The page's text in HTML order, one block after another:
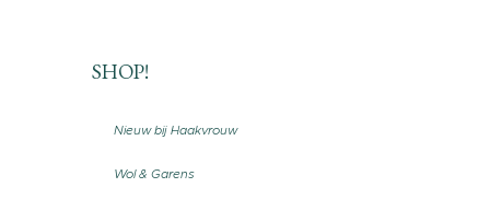
SHOP!
Nieuw bij Haakvrouw
Wol & Garens